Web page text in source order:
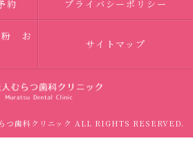
約 プライバシーポリシー
粉 お
サイトマップ
つ歯科クリニック ALL RIGHTS RESERVED.